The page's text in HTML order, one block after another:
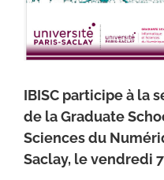
IBISC participe à la
de la Graduate
Sciences du
Saclay, le vendredi